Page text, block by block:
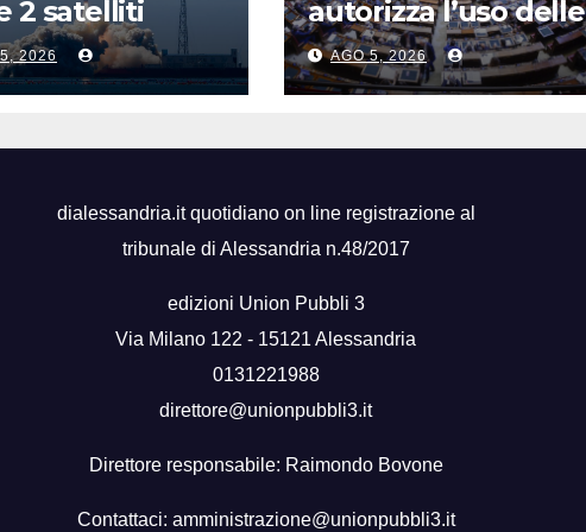
2 satelliti
nello
2026
autorizza l’uso delle
chat di Delmastro,
voto a scrutinio
segreto
AGO 5, 2026
dialessandria.it quotidiano on line registrazione al
tribunale di Alessandria n.48/2017
edizioni Union Pubbli 3
Via Milano 122 - 15121 Alessandria
0131221988
direttore@unionpubbli3.it
Direttore responsabile: Raimondo Bovone
Contattaci: amministrazione@unionpubbli3.it